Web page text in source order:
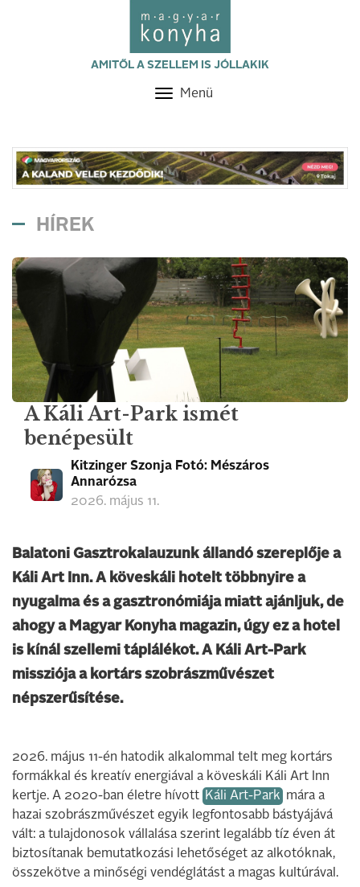
AMITŐL A SZELLEM IS JÓLLAKIK
Toggle
Menü
HÍREK
A Káli Art-Park ismét
benépesült
Kitzinger Szonja Fotó: Mészáros
Annarózsa
2026. május 11.
Balatoni Gasztrokalauzunk állandó szereplője a
Káli Art Inn. A köveskáli hotelt többnyire a
nyugalma és a gasztronómiája miatt ajánljuk, de
ahogy a Magyar Konyha magazin, úgy ez a hotel
is kínál szellemi táplálékot. A Káli Art-Park
missziója a kortárs szobrászművészet
népszerűsítése.
2026. május 11-én hatodik alkalommal telt meg kortárs
formákkal és kreatív energiával a köveskáli Káli Art Inn
kertje. A 2020-ban életre hívott Káli Art-Park mára a
hazai szobrászművészet egyik legfontosabb bástyájává
vált: a tulajdonosok vállalása szerint legalább tíz éven át
biztosítanak bemutatkozási lehetőséget az alkotóknak,
összekötve a minőségi vendéglátást a magas kultúrával.